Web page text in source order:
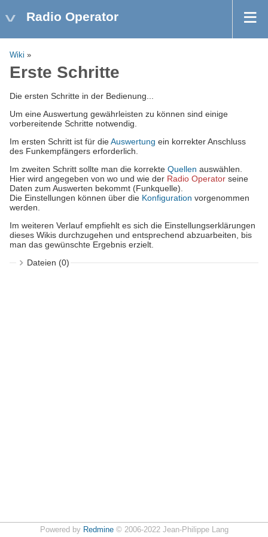
Radio Operator
Wiki »
Erste Schritte
Die ersten Schritte in der Bedienung...
Um eine Auswertung gewährleisten zu können sind einige
vorbereitende Schritte notwendig.
Im ersten Schritt ist für dieAuswertung ein korrekter Anschluss
des Funkempfängers erforderlich.
Im zweiten Schritt sollte man die korrekte Quellen auswählen.
Hier wird angegeben von wo und wie der Radio Operator seine
Daten zum Auswerten bekommt (Funkquelle).
Die Einstellungen können über die Konfiguration vorgenommen
werden.
Im weiteren Verlauf empfiehlt es sich die Einstellungserklärungen
dieses Wikis durchzugehen und entsprechend abzuarbeiten, bis
man das gewünschte Ergebnis erzielt.
Dateien (0)
Powered by Redmine© 2006-2022 Jean-Philippe Lang